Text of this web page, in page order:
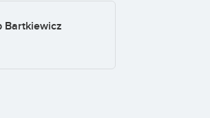
Bartkiewicz